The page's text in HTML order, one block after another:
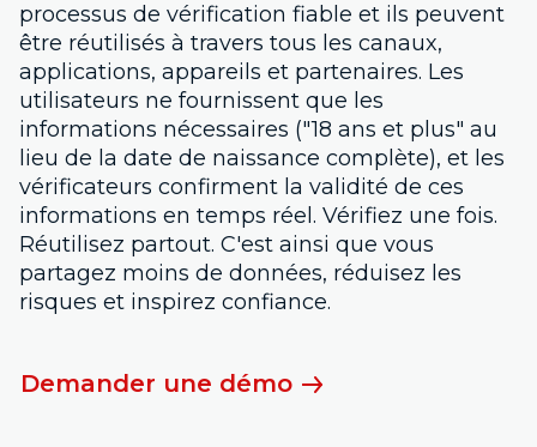
processus de vérification fiable et ils peuvent
être réutilisés à travers tous les canaux,
applications, appareils et partenaires. Les
utilisateurs ne fournissent que les
informations nécessaires ("18 ans et plus" au
lieu de la date de naissance complète), et les
vérificateurs confirment la validité de ces
informations en temps réel. Vérifiez une fois.
Réutilisez partout. C'est ainsi que vous
partagez moins de données, réduisez les
risques et inspirez confiance.
Demander une démo